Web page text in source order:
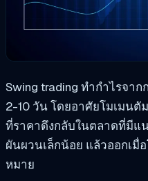
Swing trading ทำกำไรจา
2-10 วัน โดยอาศัยโมเมน
ที่ราคาดึงกลับในตลาดที่มี
ผันผวนเล็กน้อย แล้วออกเมื่
หมาย